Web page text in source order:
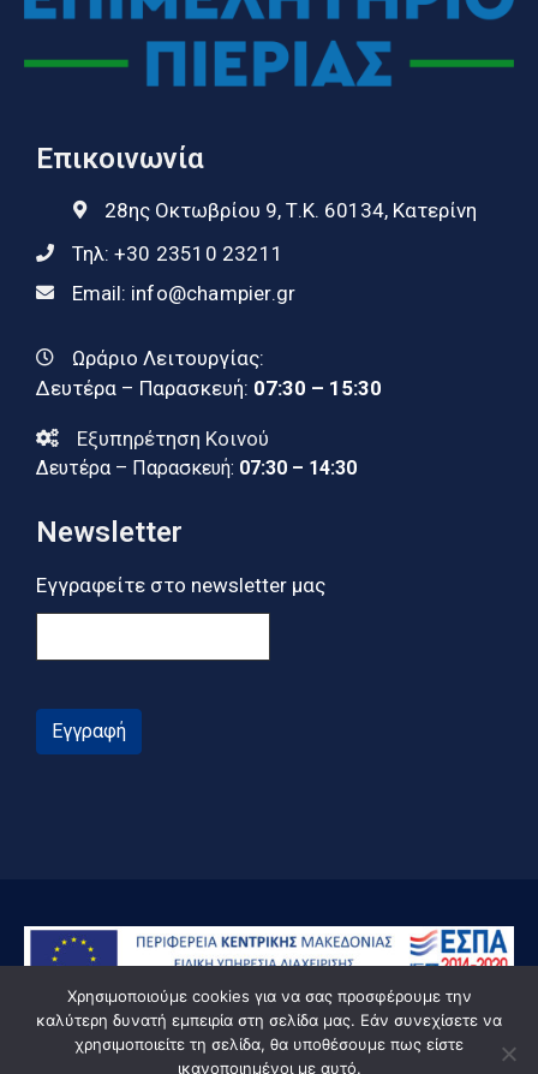
Επικοινωνία
28ης Οκτωβρίου 9, Τ.Κ. 60134, Κατερίνη
Τηλ: +30 23510 23211
Email: info@champier.gr
Ωράριο Λειτουργίας:
Δευτέρα – Παρασκευή: 07:30 – 15:30
Εξυπηρέτηση Κοινού
Δευτέρα – Παρασκευή: 07:30 – 14:30
Newsletter
Εγγραφείτε στο newsletter μας
Εγγραφή
Χρησιμοποιούμε cookies για να σας προσφέρουμε την
καλύτερη δυνατή εμπειρία στη σελίδα μας. Εάν συνεχίσετε να
χρησιμοποιείτε τη σελίδα, θα υποθέσουμε πως είστε
ικανοποιημένοι με αυτό.